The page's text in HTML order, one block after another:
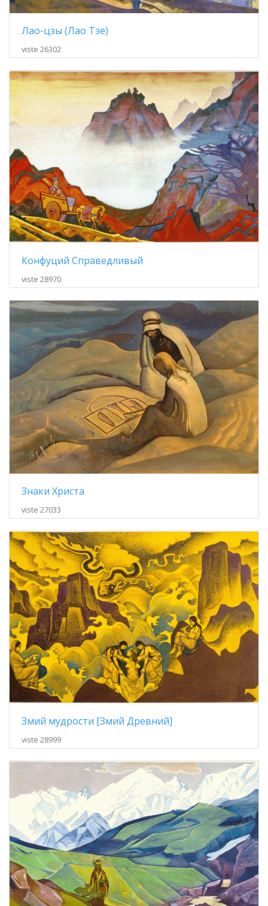
Лао-цзы (Лао Тзе)
viste 26302
Конфуций Справедливый
viste 28970
Знаки Христа
viste 27033
Змий мудрости [Змий Древний]
viste 28999